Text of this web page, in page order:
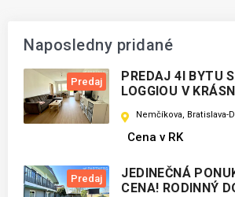
Naposledny pridané
Predaj
PREDAJ 4I BYTU
LOGGIOU V
DÚBRAVKA, az
Nemčíkova, Bratislava-
Cena v RK
Predaj
JEDINEČNÁ
CENA! RODINNÝ